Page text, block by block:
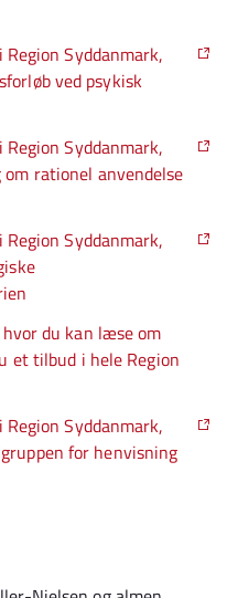
Syddanmark,
ved psykisk
Syddanmark,
rationel anvendelse
Syddanmark,
du kan læse om
et tilbud i hele Region
Syddanmark,
for henvisning